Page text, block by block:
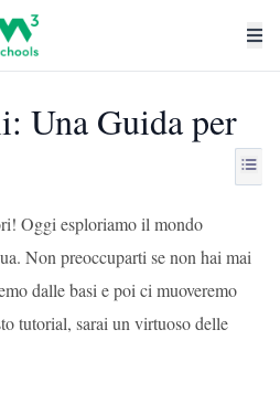
Una Guida per
Oggi esploriamo il mondo
Non preoccuparti se non hai mai
dalle basi e poi ci muoveremo
tutorial, sarai un virtuoso delle